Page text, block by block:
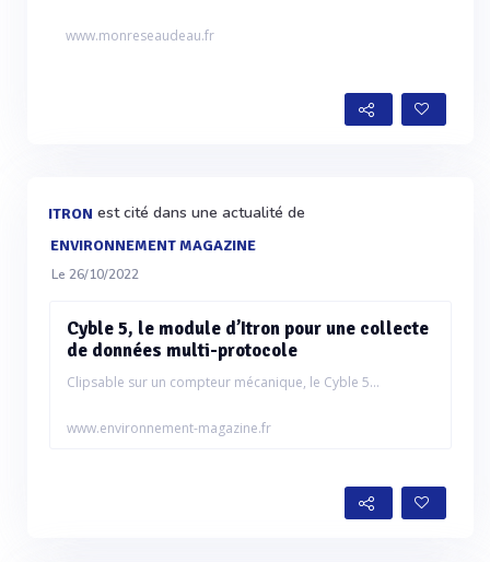
www.monreseaudeau.fr
ITRON est cité dans une actualité de
ENVIRONNEMENT MAGAZINE
Le 26/10/2022
Cyble 5, le module d’Itron pour une collecte
de données multi-protocole
Clipsable sur un compteur mécanique, le Cyble 5...
www.environnement-magazine.fr